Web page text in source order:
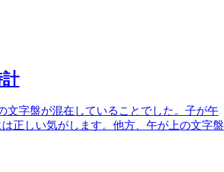
文字盤が混在していることでした。子が午
正しい気がします。他方、午が上の文字盤